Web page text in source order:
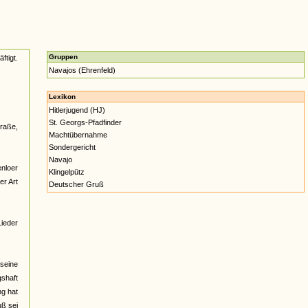
Art
hat
sei
Gruppen
Navajos (Ehrenfeld)
Lexikon
Hitlerjugend (HJ)
St. Georgs-Pfadfinder
Machtübernahme
Sondergericht
Navajo
Klingelpütz
Deutscher Gruß